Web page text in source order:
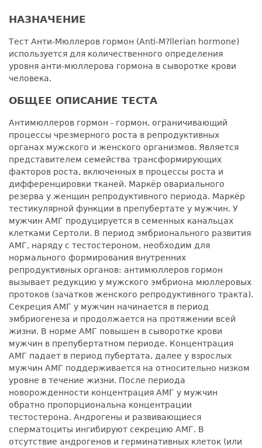
НАЗНАЧЕНИЕ
Тест Анти-Мюллеров гормон (Anti-M?llerian hormone)
используется для количественного определения
уровня анти-мюллерова гормона в сыворотке крови
человека.
ОБЩЕЕ ОПИСАНИЕ ТЕСТА
Антимюллеров гормон - гормон, ограничивающий
процессы чрезмерного роста в репродуктивных
органах мужского и женского организмов. Является
представителем семейства трансформирующих
факторов роста, включенных в процессы роста и
дифференцировки тканей. Маркёр овариального
резерва у женщин репродуктивного периода. Маркёр
тестикулярной функции в препубертате у мужчин. У
мужчин АМГ продуцируется в семенных канальцах
клетками Сертоли. В период эмбрионального развития
АМГ, наряду с тестостероном, необходим для
нормального формирования внутренних
репродуктивных органов: антимюллеров гормон
вызывает редукцию у мужского эмбриона мюллеровых
протоков (зачатков женского репродуктивного тракта).
Секреция АМГ у мужчин начинается в период
эмбриогенеза и продолжается на протяжении всей
жизни. В норме АМГ повышен в сыворотке крови
мужчин в препубертатном периоде. Концентрация
АМГ падает в период пубертата, далее у взрослых
мужчин АМГ поддерживается на относительно низком
уровне в течение жизни. После периода
новорожденности концентрация АМГ у мужчин
обратно пропорциональна концентрации
тестостерона. Андрогены и развивающиеся
сперматоциты ингибируют секрецию АМГ. В
отсутствие андрогенов и герминативных клеток (или